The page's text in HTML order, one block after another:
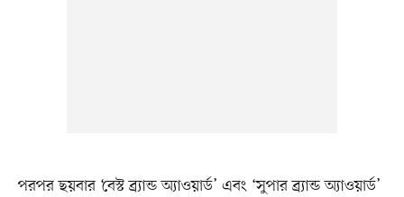
পরপর ছয়বার ‘বেস্ট ব্র্যান্ড অ্যাওয়ার্ড’ এবং ‘সুপার ব্র্যান্ড অ্যাওয়ার্ড’